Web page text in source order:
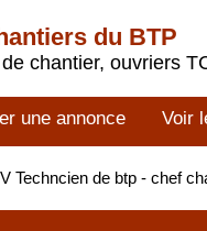
du BTP
chantier, ouvriers
une annonce Voir
Techncien de btp - chef